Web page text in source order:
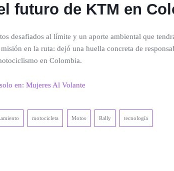
futuro de KTM en
desafiados al límite y un aporte ambiental que
en la ruta: dejó una huella concreta de
en Colombia.
en: Mujeres Al Volante
motocicleta Motos Rally tecnología